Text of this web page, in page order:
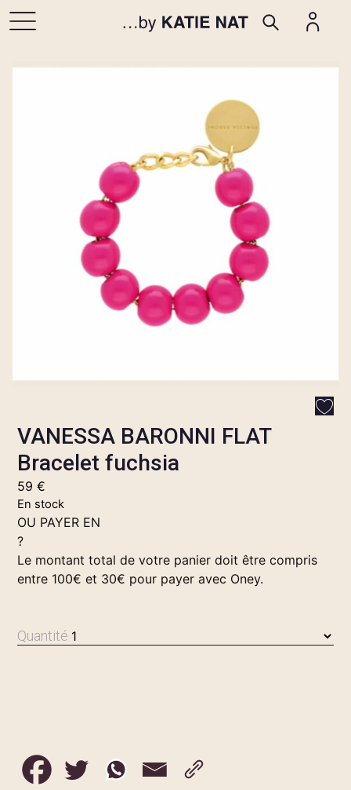
VANESSA BARONNI FLAT
Bracelet fuchsia
59€
En stock
OU PAYER EN
?
Le montant total de votre panier doit être compris
entre 100€ et 30€ pour payer avec Oney.
Quantité